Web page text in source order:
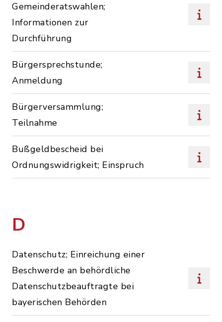
Gemeinderatswahlen;
Informationen zur
Durchführung
Bürgersprechstunde;
Anmeldung
Bürgerversammlung;
Teilnahme
Bußgeldbescheid bei
Ordnungswidrigkeit; Einspruch
D
Datenschutz; Einreichung einer
Beschwerde an behördliche
Datenschutzbeauftragte bei
bayerischen Behörden